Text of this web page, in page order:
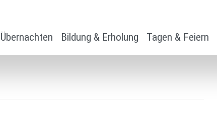
Übernachten Bildung & Erholung Tagen & Feiern